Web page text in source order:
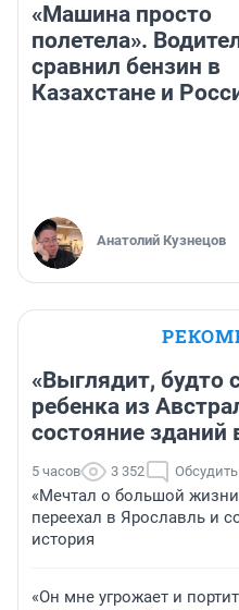
«Машина просто
полетела».
сравнил бензин в
Казахстане и
Анатолий Кузнецов
«Выглядит, будто
ребенка из
состояние
5 часов 3 352 Обсудить
«Мечтал о большой
переехал в Ярославль и
история
«Он мне угрожает и